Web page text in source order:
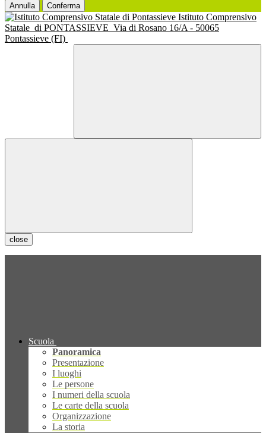
Annulla Conferma
Istituto Comprensivo
Statale di PONTASSIEVE Via di Rosano 16/A - 50065
Pontassieve (FI)
close
Scuola
Panoramica
Presentazione
I luoghi
Le persone
I numeri della scuola
Le carte della scuola
Organizzazione
La storia